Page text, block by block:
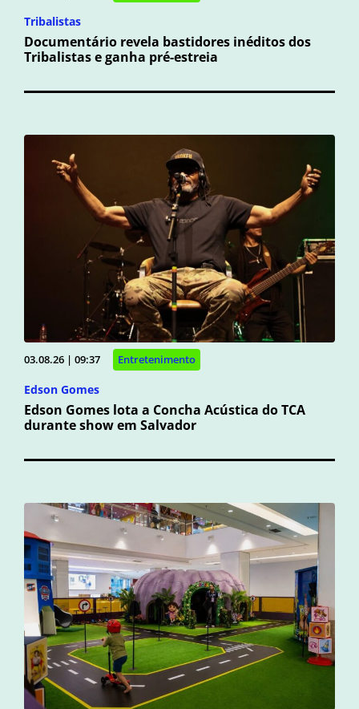
Tribalistas
Documentário revela bastidores inéditos dos
Tribalistas e ganha pré-estreia
03.08.26 | 09:37 Entretenimento
Edson Gomes
Edson Gomes lota a Concha Acústica do TCA
durante show em Salvador